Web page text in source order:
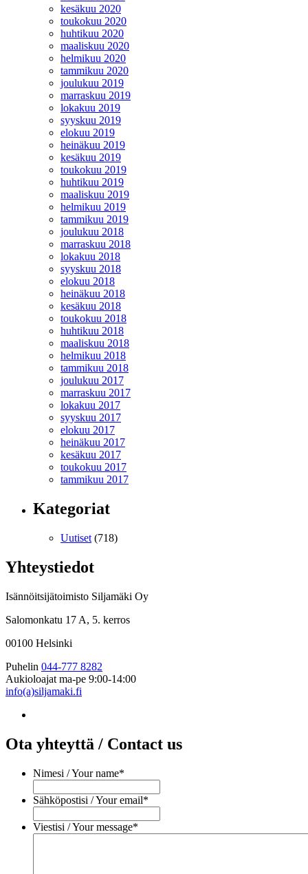
kesäkuu 2020
toukokuu 2020
huhtikuu 2020
maaliskuu 2020
helmikuu 2020
tammikuu 2020
joulukuu 2019
marraskuu 2019
lokakuu 2019
syyskuu 2019
elokuu 2019
heinäkuu 2019
kesäkuu 2019
toukokuu 2019
huhtikuu 2019
maaliskuu 2019
helmikuu 2019
tammikuu 2019
joulukuu 2018
marraskuu 2018
lokakuu 2018
syyskuu 2018
elokuu 2018
heinäkuu 2018
kesäkuu 2018
toukokuu 2018
huhtikuu 2018
maaliskuu 2018
helmikuu 2018
tammikuu 2018
joulukuu 2017
marraskuu 2017
lokakuu 2017
syyskuu 2017
elokuu 2017
heinäkuu 2017
kesäkuu 2017
toukokuu 2017
tammikuu 2017
Kategoriat
Uutiset (718)
Yhteystiedot
Isännöitsijätoimisto Siljamäki Oy
Salomonkatu 17 A, 5. kerros
00100 Helsinki
Puhelin 044-777 8282
Aukioloajat ma-pe 9:00-14:00
info(a)siljamaki.fi
Ota yhteyttä / Contact us
Nimesi / Your name*
Sähköpostisi / Your email*
Viestisi / Your message*